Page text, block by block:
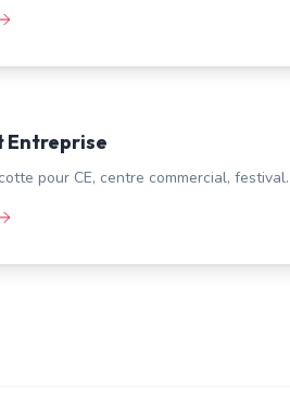
Entreprise
pour CE, centre commercial, festival.